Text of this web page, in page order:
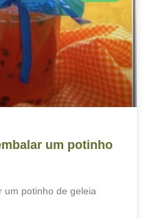
um potinho
um potinho de geleia